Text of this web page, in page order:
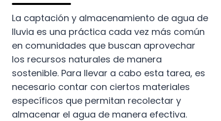
La captación y almacenamiento de agua de
lluvia es una práctica cada vez más común
en comunidades que buscan aprovechar
los recursos naturales de manera
sostenible. Para llevar a cabo esta tarea, es
necesario contar con ciertos materiales
específicos que permitan recolectar y
almacenar el agua de manera efectiva.